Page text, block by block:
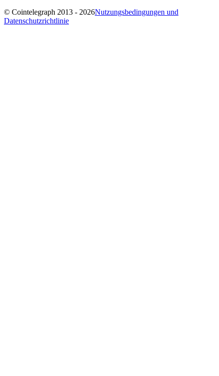
© Cointelegraph 2013 - 2026Nutzungsbedingungen und
Datenschutzrichtlinie